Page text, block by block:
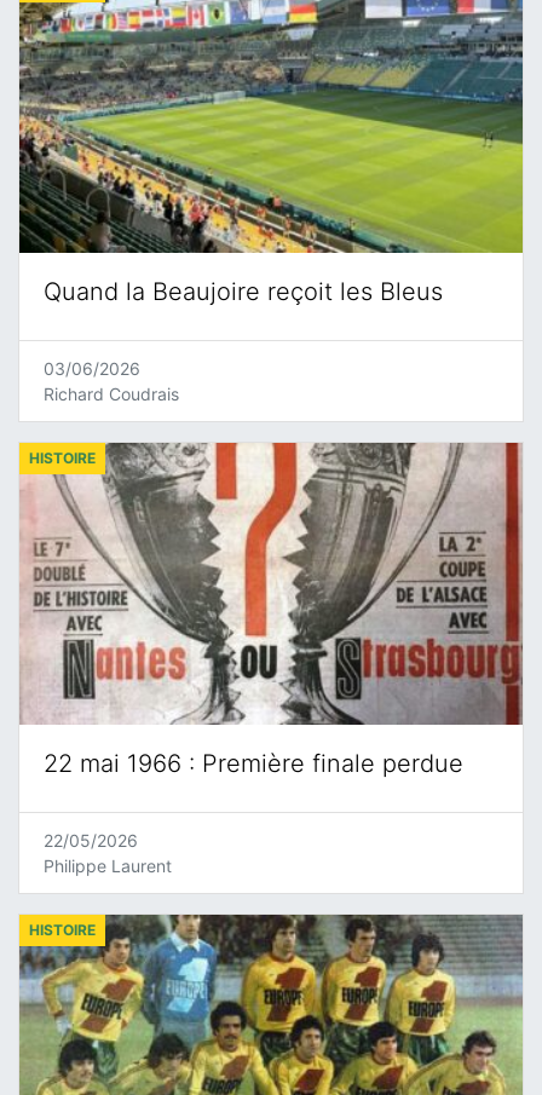
Quand la Beaujoire reçoit les Bleus
03/06/2026
Richard Coudrais
22 mai 1966 : Première finale perdue
HISTOIRE
22/05/2026
Philippe Laurent
HISTOIRE